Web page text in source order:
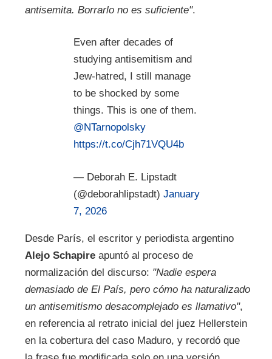
antisemita. Borrarlo no es suficiente".
Even after decades of
studying antisemitism and
Jew-hatred, I still manage
to be shocked by some
things. This is one of them.
@NTarnopolsky
https://t.co/Cjh71VQU4b
— Deborah E. Lipstadt
(@deborahlipstadt) January
7, 2026
Desde París, el escritor y periodista argentino
Alejo Schapireapuntó al proceso de
normalización del discurso: "Nadie espera
demasiado de El País, pero cómo ha naturalizado
un antisemitismo desacomplejado es llamativo",
en referencia al retrato inicial del juez Hellerstein
en la cobertura del caso Maduro, y recordó que